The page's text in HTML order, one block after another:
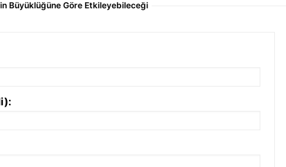
Büyüklüğüne Göre Etkileyebileceği